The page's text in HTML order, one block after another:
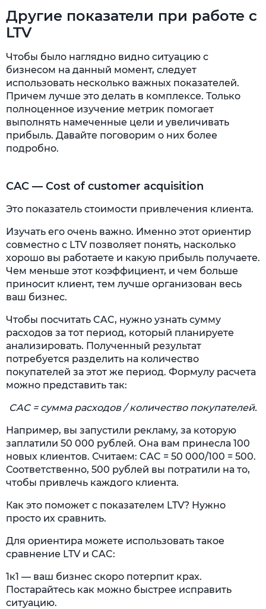
Другие показатели при работе с
LTV
Чтобы было наглядно видно ситуацию с
бизнесом на данный момент, следует
использовать несколько важных показателей.
Причем лучше это делать в комплексе. Только
полноценное изучение метрик помогает
выполнять намеченные цели и увеличивать
прибыль. Давайте поговорим о них более
подробно.
CAC — Cost of customer acquisition
Это показатель стоимости привлечения клиента.
Изучать его очень важно. Именно этот ориентир
совместно с LTV позволяет понять, насколько
хорошо вы работаете и какую прибыль получаете.
Чем меньше этот коэффициент, и чем больше
приносит клиент, тем лучше организован весь
ваш бизнес.
Чтобы посчитать CAC, нужно узнать сумму
расходов за тот период, который планируете
анализировать. Полученный результат
потребуется разделить на количество
покупателей за этот же период. Формулу расчета
можно представить так:
CAC = сумма расходов / количество покупателей.
Например, вы запустили рекламу, за которую
заплатили 50 000 рублей. Она вам принесла 100
новых клиентов. Считаем: CAC = 50 000/100 = 500.
Соответственно, 500 рублей вы потратили на то,
чтобы привлечь каждого клиента.
Как это поможет с показателем LTV? Нужно
просто их сравнить.
Для ориентира можете использовать такое
сравнение LTV и CAC:
1к1 — ваш бизнес скоро потерпит крах.
Постарайтесь как можно быстрее исправить
ситуацию.